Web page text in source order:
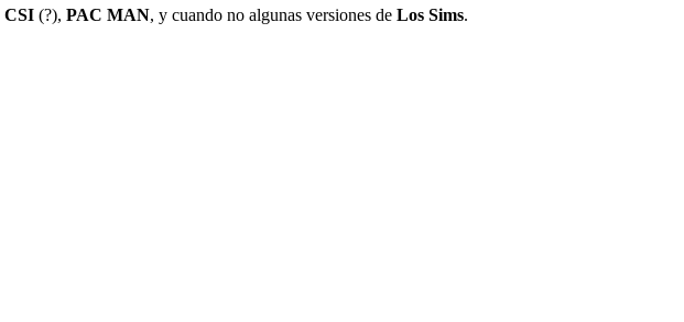
CSI (?), PAC MAN, y cuando no algunas versiones de Los Sims.